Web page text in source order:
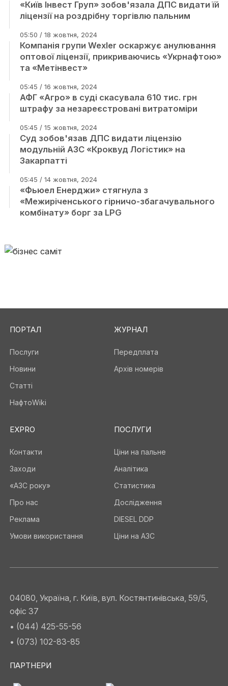
«Київ Інвест Груп» зобов'язала ДПС видати їй
ліцензії на роздрібну торгівлю пальним
05:50 / 18 жовтня, 2024
Компанія групи Wexler оскаржує анулювання
оптової ліцензії, прикриваючись «Укрнафтою»
та «Метінвест»
05:45 / 16 жовтня, 2024
АФГ «Агро» в суді скасувала 610 тис. грн
штрафу за незареєстровані витратоміри
05:45 / 15 жовтня, 2024
Суд зобов'язав ДПС видати ліцензію
модульній АЗС «Кроквуд Логістик» на
Закарпатті
05:45 / 14 жовтня, 2024
«Фьюел Енерджи» стягнула з
«Межиріченського гірничо-збагачувального
комбінату» борг за LPG
ПОРТАЛ
Послуги
Новини
Статті
НафтоWiki
ЖУРНАЛ
Передплата
Архів номерів
EXPRO
Контакти
Заходи
«АЗС року»
Про нас
Реклама
Умови використання
ПОСЛУГИ
Ціни на пальне
Аналітика
Статистика
Дослідження
DIESEL DDP
Ціни на АЗС
04080, Україна, г. Київ, вул. Костянтинівська, 59/5,
офіс 37
• (044) 425-55-56
• (073) 102-83-85
ПАРТНЕРИ